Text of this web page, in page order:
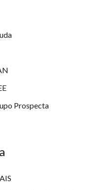
Prospecta